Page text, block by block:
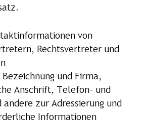
von
Rechtsvertreter und
und Firma,
Anschrift, Telefon- und
andere zur Adressierung und
Informationen